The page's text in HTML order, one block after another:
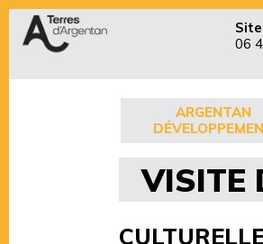
06
ARGENTAN
VISITE